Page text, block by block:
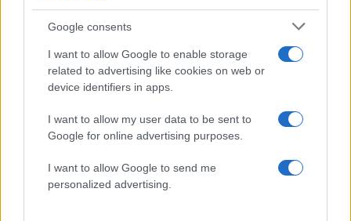
Google consents
I want to allow Google to enable storage
related to advertising like cookies on web or
device identifiers in apps.
I want to allow my user data to be sent to
Google for online advertising purposes.
I want to allow Google to send me
personalized advertising.